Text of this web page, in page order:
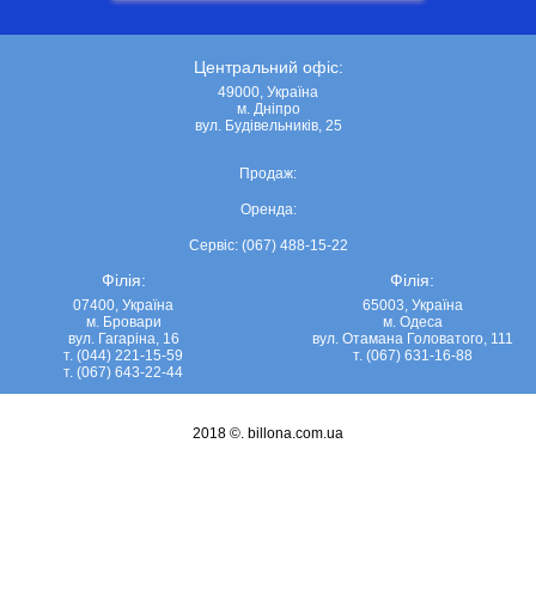
Центральний офіс:
49000, Україна
м. Дніпро
вул. Будівельників, 25
Продаж:
Оренда:
Сервіс: (067) 488-15-22
Філія:
07400, Україна
м. Бровари
вул. Гагаріна, 16
т. (044) 221-15-59
т. (067) 643-22-44
Філія:
65003, Україна
м. Одеса
вул. Отамана Головатого, 111
т. (067) 631-16-88
2018 ©. billona.com.ua